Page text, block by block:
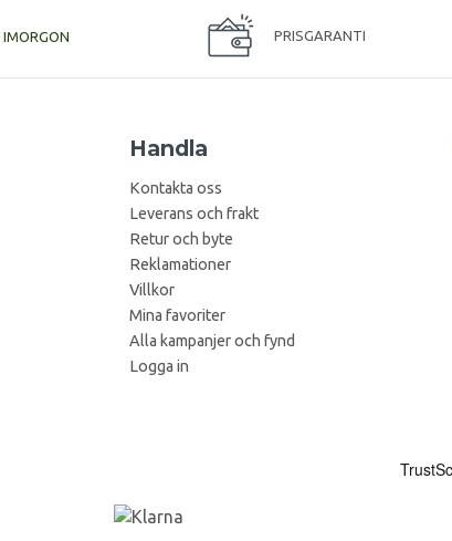
IMORGON PRISGARANTI
Handla
Kontakta oss
Leverans och frakt
Retur och byte
Reklamationer
Villkor
Mina favoriter
Alla kampanjer och fynd
Logga in